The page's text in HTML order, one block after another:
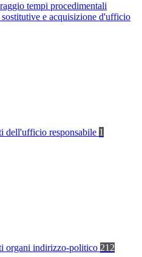
tempi procedimentali
e acquisizione d'ufficio
dell'ufficio responsabile 1
organi indirizzo-politico 212